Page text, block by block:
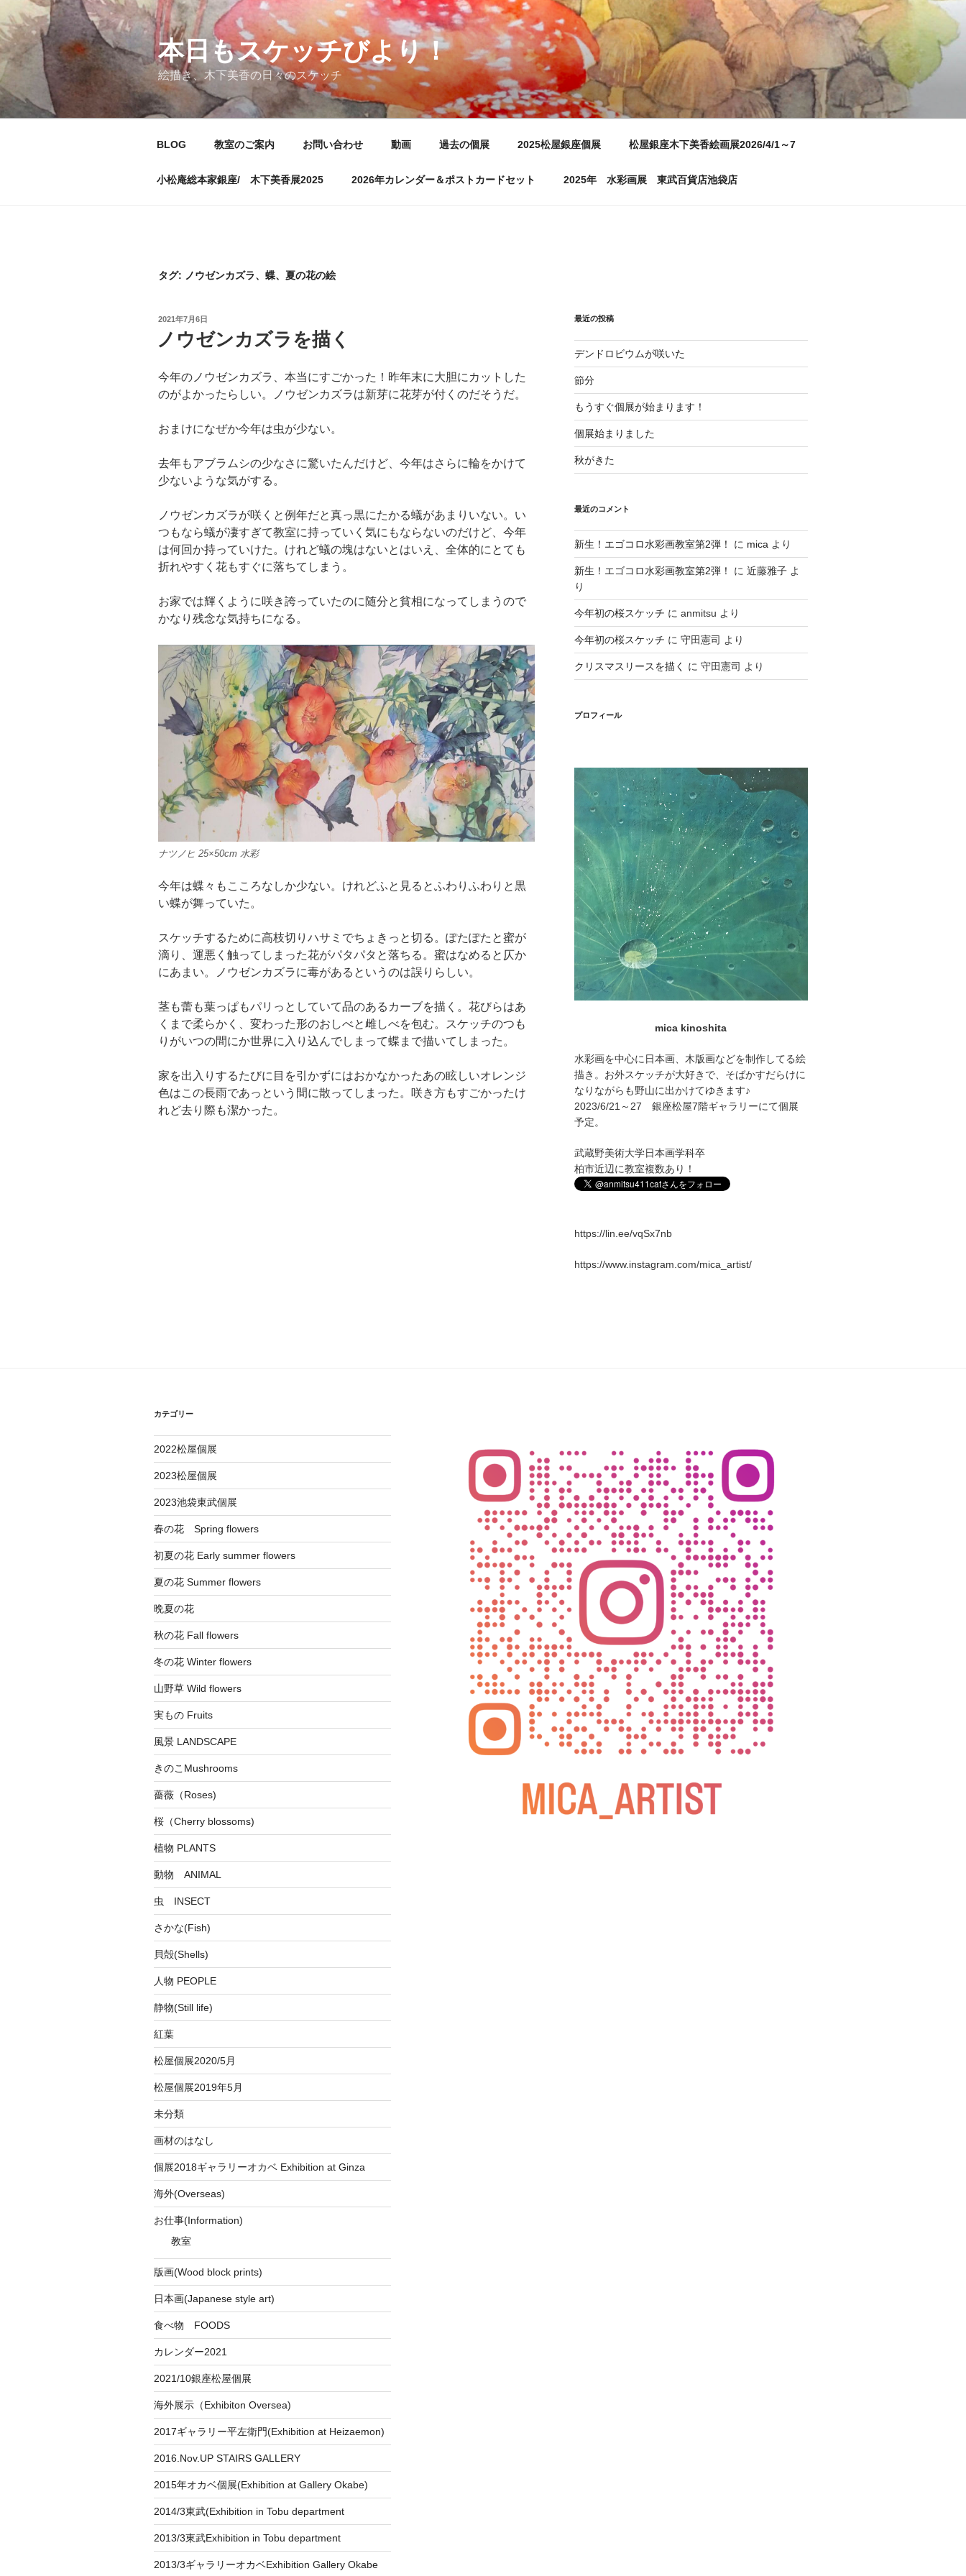
ン
テ
ン
ツ
へ
本日もスケッチびより！
絵描き、木下美香の日々のスケッチ
BLOG 教室のご案内 お問い合わせ 動画 過去の個展 2025松屋銀座個展 松屋銀座木下美香絵画展2026/4/1～7
小松庵総本家銀座/ 木下美香展2025 2026年カレンダー＆ポストカードセット 2025年 水彩画展 東武百貨店池袋店
タグ: ノウゼンカズラ、蝶、夏の花の絵
投
日:
2021年7月6日
ノウゼンカズラを描く
今年のノウゼンカズラ、本当にすごかった！昨年末に大胆にカットした
のがよかったらしい。ノウゼンカズラは新芽に花芽が付くのだそうだ。
おまけになぜか今年は虫が少ない。
去年もアブラムシの少なさに驚いたんだけど、今年はさらに輪をかけて
少ないような気がする。
ノウゼンカズラが咲くと例年だと真っ黒にたかる蟻があまりいない。い
つもなら蟻が凄すぎて教室に持っていく気にもならないのだけど、今年
は何回か持っていけた。けれど蟻の塊はないとはいえ、全体的にとても
折れやすく花もすぐに落ちてしまう。
お家では輝くように咲き誇っていたのに随分と貧相になってしまうので
かなり残念な気持ちになる。
ナツノヒ 25×50cm 水彩
今年は蝶々もこころなしか少ない。けれどふと見るとふわりふわりと黒
い蝶が舞っていた。
スケッチするために高枝切りハサミでちょきっと切る。ぽたぽたと蜜が
滴り、運悪く触ってしまった花がパタパタと落ちる。蜜はなめると仄か
にあまい。ノウゼンカズラに毒があるというのは誤りらしい。
茎も蕾も葉っぱもパリっとしていて品のあるカーブを描く。花びらはあ
くまで柔らかく、変わった形のおしべと雌しべを包む。スケッチのつも
りがいつの間にか世界に入り込んでしまって蝶まで描いてしまった。
家を出入りするたびに目を引かずにはおかなかったあの眩しいオレンジ
色はこの長雨であっという間に散ってしまった。咲き方もすごかったけ
れど去り際も潔かった。
最近の投稿
デンドロビウムが咲いた
節分
もうすぐ個展が始まります！
個展始まりました
秋がきた
最近のコメント
新生！エゴコロ水彩画教室第2弾！ に mica より
新生！エゴコロ水彩画教室第2弾！ に 近藤雅子よ
り
今年初の桜スケッチ に anmitsu より
今年初の桜スケッチ に 守田憲司 より
クリスマスリースを描く に 守田憲司 より
プロフィール
mica kinoshita
水彩画を中心に日本画、木版画などを制作してる絵
描き。お外スケッチが大好きで、そばかすだらけに
なりながらも野山に出かけてゆきます♪
2023/6/21～27 銀座松屋7階ギャラリーにて個展
予定。
武蔵野美術大学日本画学科卒
柏市近辺に教室複数あり！
https://lin.ee/vqSx7nb
https://www.instagram.com/mica_artist/
カテゴリー
2022松屋個展
2023松屋個展
2023池袋東武個展
春の花 Spring flowers
初夏の花 Early summer flowers
夏の花 Summer flowers
晩夏の花
秋の花 Fall flowers
冬の花 Winter flowers
山野草 Wild flowers
実もの Fruits
風景 LANDSCAPE
きのこMushrooms
薔薇（Roses)
桜（Cherry blossoms)
植物 PLANTS
動物 ANIMAL
虫 INSECT
さかな(Fish)
貝殻(Shells)
人物 PEOPLE
静物(Still life)
紅葉
松屋個展2020/5月
松屋個展2019年5月
未分類
画材のはなし
個展2018ギャラリーオカベ Exhibition at Ginza
海外(Overseas)
お仕事(Information)
教室
版画(Wood block prints)
日本画(Japanese style art)
食べ物 FOODS
カレンダー2021
2021/10銀座松屋個展
海外展示（Exhibiton Oversea)
2017ギャラリー平左衛門(Exhibition at Heizaemon)
2016.Nov.UP STAIRS GALLERY
2015年オカベ個展(Exhibition at Gallery Okabe)
2014/3東武(Exhibition in Tobu department
2013/3東武Exhibition in Tobu department
2013/3ギャラリーオカベExhibition Gallery Okabe